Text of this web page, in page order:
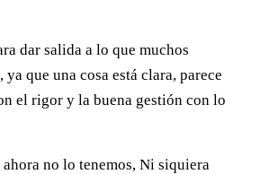
dar salida a lo que muchos
que una cosa está clara, parece
el rigor y la buena gestión con lo
no lo tenemos, Ni siquiera